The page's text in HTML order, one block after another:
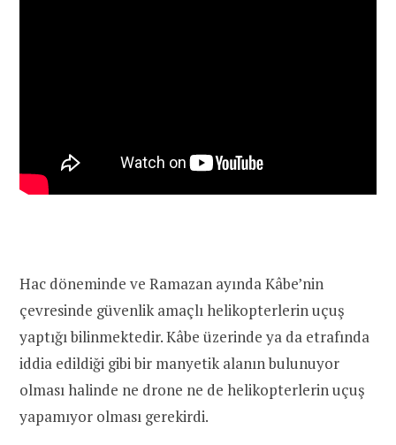
Hac döneminde ve Ramazan ayında Kâbe’nin
çevresinde güvenlik amaçlı helikopterlerin uçuş
yaptığı bilinmektedir. Kâbe üzerinde ya da etrafında
iddia edildiği gibi bir manyetik alanın bulunuyor
olması halinde ne drone ne de helikopterlerin uçuş
yapamıyor olması gerekirdi.